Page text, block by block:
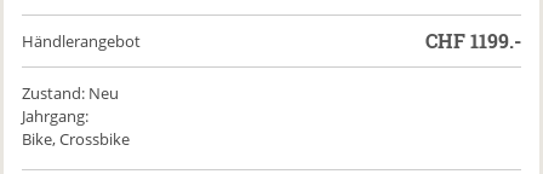
Händlerangebot CHF1199.-
Zustand: Neu
Jahrgang:
Bike, Crossbike